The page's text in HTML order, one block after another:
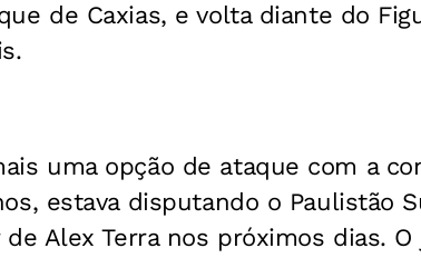
de Caxias, e volta diante do
uma opção de ataque com a
estava disputando o Paulistão
Alex Terra nos próximos dias. O